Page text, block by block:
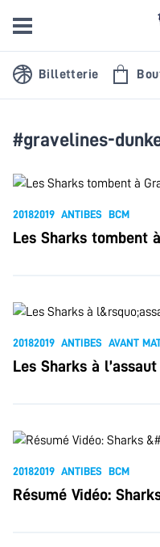
Billetterie
#gravelines-
20182019 ANTIBES BCM
Les Sharks tombent
20182019 ANTIBES AVANT
Les Sharks à
20182019 ANTIBES BCM
Résumé Vidéo: